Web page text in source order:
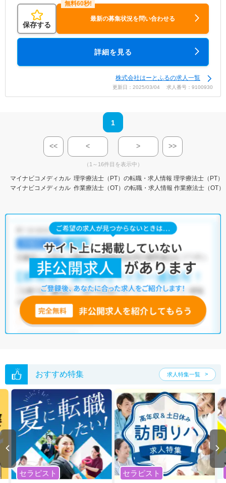
保存する
最新の募集状況を問い合わせる
詳細を見る
株式会社はーとふるの求人一覧
更新日：2025/03/04 求人番号：9100930
1
<< < > >>
（1～16件目を表示中）
マイナビコメディカル 理学療法士（PT）の転職・求人情報 理学療法士（PT）
マイナビコメディカル 作業療法士（OT）の転職・求人情報 作業療法士（OT
おすすめ特集 求人特集一覧
セラピスト セラピスト